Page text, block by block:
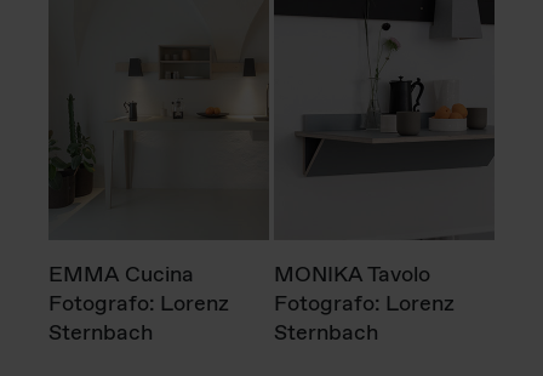
EMMA Cucina
Fotografo: Lorenz
Sternbach
MONIKA Tavolo
Fotografo: Lorenz
Sternbach